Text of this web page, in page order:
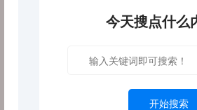
今天搜点什么
开始搜索